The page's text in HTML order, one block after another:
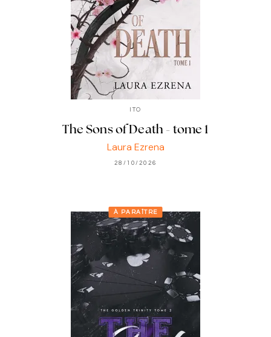
ITO
The Sons of Death - tome 1
Laura Ezrena
28/10/2026
À PARAÎTRE